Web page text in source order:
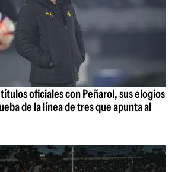
oficiales con Peñarol, sus elogios
de la línea de tres que apunta al